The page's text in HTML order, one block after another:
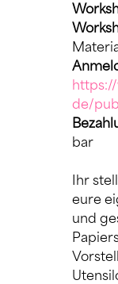
de/
bar
Ihr
eure
und